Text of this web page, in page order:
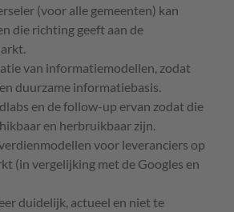
(voor alle gemeenten) kan
die richting geeft aan de
van informatiemodellen, zodat
duurzame informatiebasis.
en de follow-up ervan zodat die
en herbruikbaar zijn.
voor leveranciers op
(in vergelijking met de Googles en
duidelijk, actueel en niet te